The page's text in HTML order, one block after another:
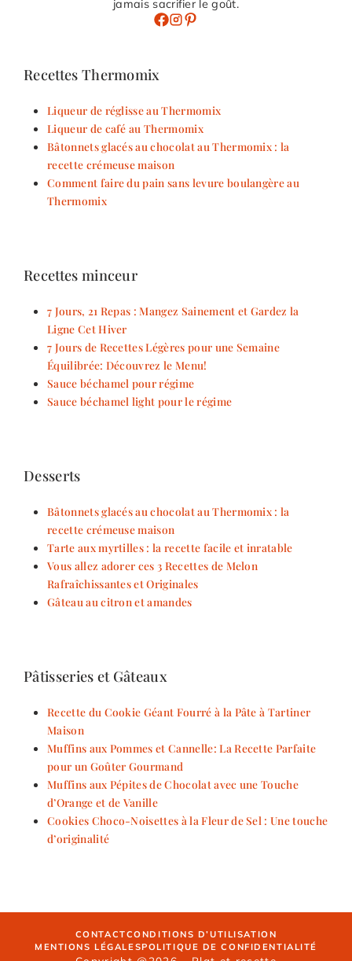
jamais sacrifier le goût.
Recettes Thermomix
Liqueur de réglisse au Thermomix
Liqueur de café au Thermomix
Bâtonnets glacés au chocolat au Thermomix : la
recette crémeuse maison
Comment faire du pain sans levure boulangère au
Thermomix
Recettes minceur
7 Jours, 21 Repas : Mangez Sainement et Gardez la
Ligne Cet Hiver
7 Jours de Recettes Légères pour une Semaine
Équilibrée: Découvrez le Menu!
Sauce béchamel pour régime
Sauce béchamel light pour le régime
Desserts
Bâtonnets glacés au chocolat au Thermomix : la
recette crémeuse maison
Tarte aux myrtilles : la recette facile et inratable
Vous allez adorer ces 3 Recettes de Melon
Rafraîchissantes et Originales
Gâteau au citron et amandes
Pâtisseries et Gâteaux
Recette du Cookie Géant Fourré à la Pâte à Tartiner
Maison
Muffins aux Pommes et Cannelle: La Recette Parfaite
pour un Goûter Gourmand
Muffins aux Pépites de Chocolat avec une Touche
d’Orange et de Vanille
Cookies Choco-Noisettes à la Fleur de Sel : Une touche
d’originalité
CONTACTCONDITIONS D’UTILISATION
MENTIONS LÉGALESPOLITIQUE DE CONFIDENTIALITÉ